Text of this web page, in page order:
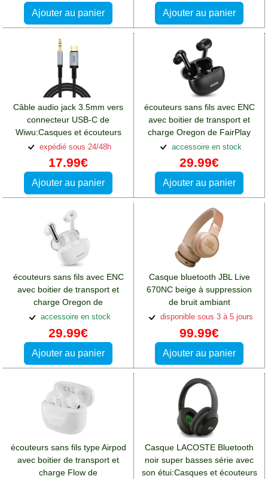
Ajouter au panier Ajouter au panier
Câble audio jack 3.5mm vers
connecteur USB-C de
Wiwu:Casques et écouteurs
Oppo A76
expédié sous 24/48h
17.99€
Ajouter au panier
écouteurs sans fils avec ENC
avec boitier de transport et
charge Oregon de FairPlay
noir
accessoire en stock
29.99€
Ajouter au panier
écouteurs sans fils avec ENC
avec boitier de transport et
charge Oregon de
FairPlay:Casques et
écouteurs Oppo A76
accessoire en stock
29.99€
Ajouter au panier
Casque bluetooth JBL Live
670NC beige à suppression
de bruit ambiant
ANC:Casques et écouteurs
Oppo A76
disponible sous 3 à 5 jours
99.99€
Ajouter au panier
écouteurs sans fils type Airpod
avec boitier de transport et
charge Flow de
Casque LACOSTE Bluetooth
noir super basses série avec
son étui:Casques et écouteurs